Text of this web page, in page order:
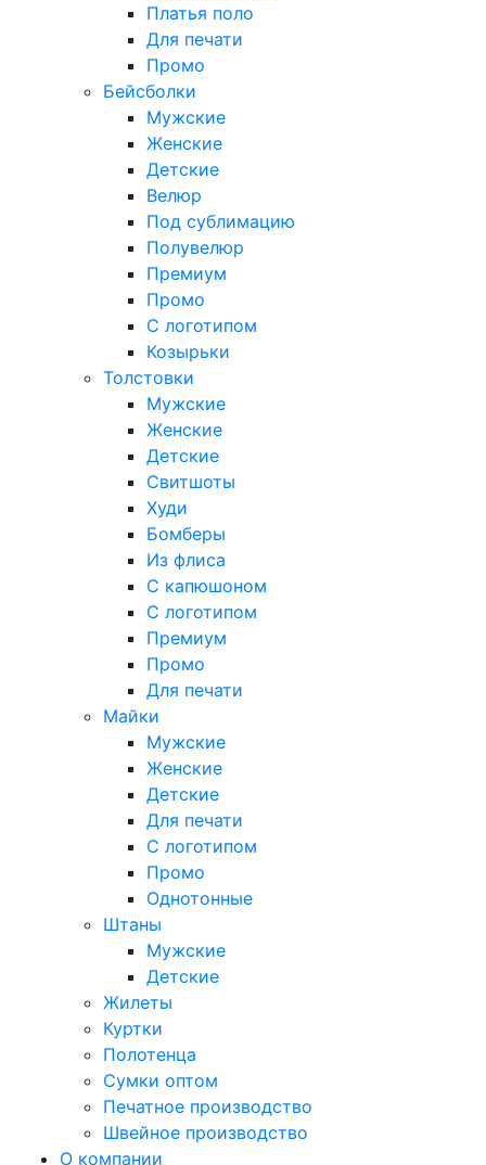
Платья поло
Для печати
Промо
Бейсболки
Мужские
Женские
Детские
Велюр
Под сублимацию
Полувелюр
Премиум
Промо
С логотипом
Козырьки
Толстовки
Мужские
Женские
Детские
Свитшоты
Худи
Бомберы
Из флиса
С капюшоном
С логотипом
Премиум
Промо
Для печати
Майки
Мужские
Женские
Детские
Для печати
С логотипом
Промо
Однотонные
Штаны
Мужские
Детские
Жилеты
Куртки
Полотенца
Сумки оптом
Печатное производство
Швейное производство
О компании